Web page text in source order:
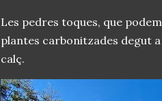
Les pedres toques, que
plantes carbonitzades degut
calç.